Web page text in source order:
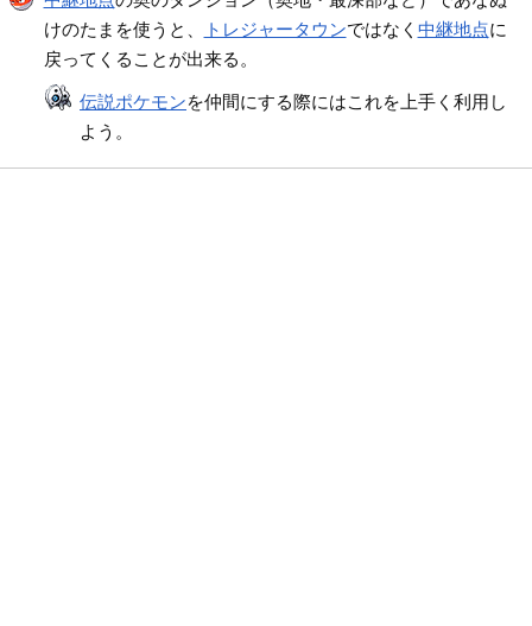
けのたまを使うと、
トレジャータウンではなく 中継地点に
戻ってくることが出来る。
伝説ポケモンを仲間にする際にはこれを上手く利用し
よう。